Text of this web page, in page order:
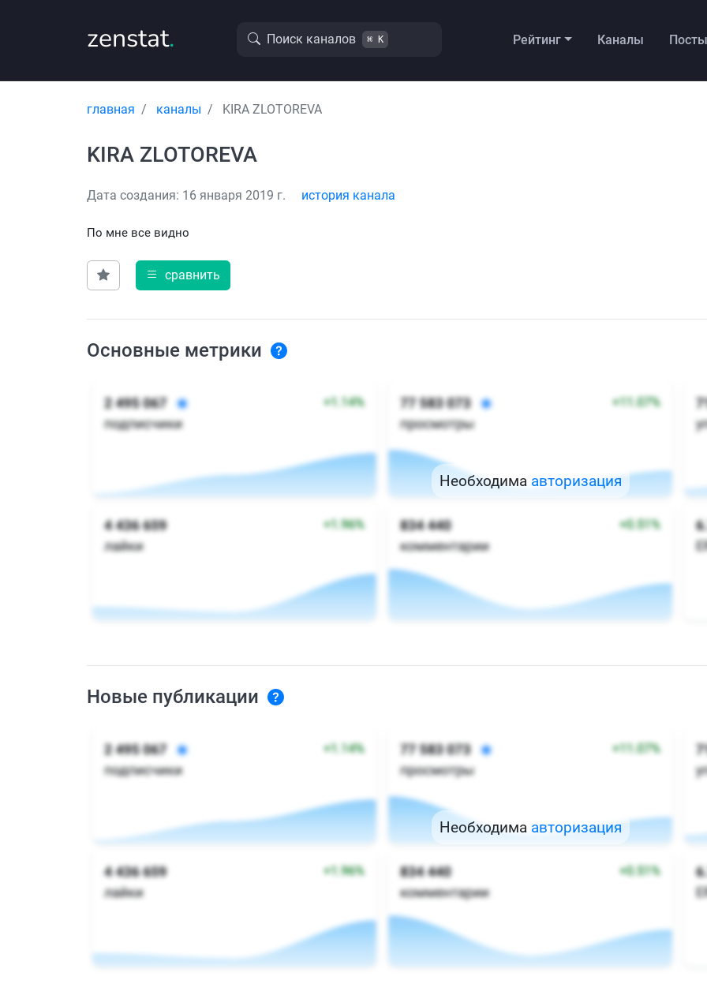
zenstat. Поиск каналов ⌘ K Рейтинг Каналы Посты
главная каналы KIRA ZLOTOREVA
KIRA ZLOTOREVA
Дата создания: 16 января 2019 г. история канала
По мне все видно
сравнить
Основные метрики
Необходима авторизация
Новые публикации
Необходима авторизация